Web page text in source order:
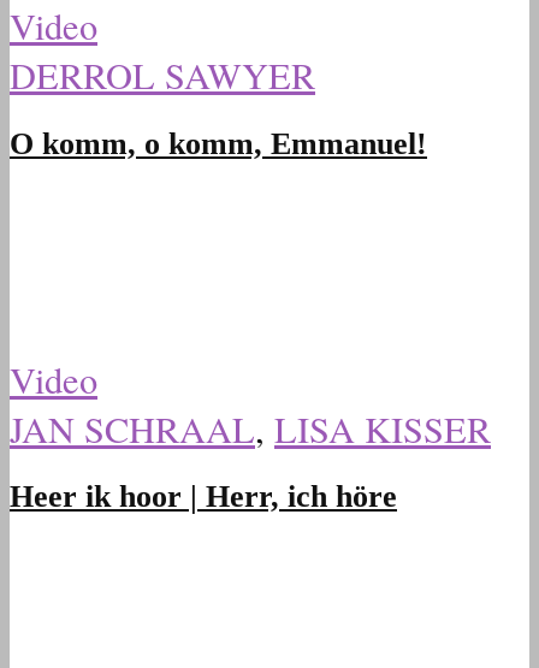
Video
DERROL SAWYER
O komm, o komm, Emmanuel!
Video
JAN SCHRAAL, LISA KISSER
Heer ik hoor | Herr, ich höre